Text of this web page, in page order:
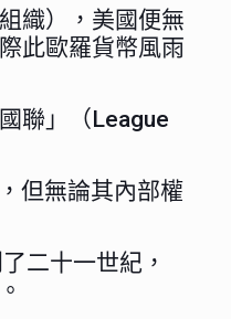
織），美國便無
此歐羅貨幣風雨
聯」（League
但無論其內部權
二十一世紀，